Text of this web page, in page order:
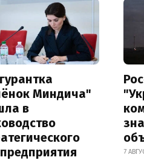
Миндича"
в
7